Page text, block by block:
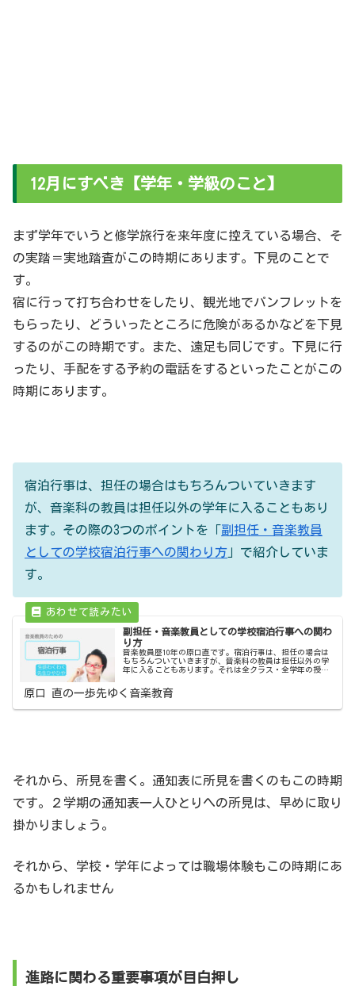
12月にすべき【学年・学級のこと】
まず学年でいうと修学旅行を来年度に控えている場合、そ
の実踏＝実地踏査がこの時期にあります。下見のことで
す。
宿に行って打ち合わせをしたり、観光地でパンフレットを
もらったり、どういったところに危険があるかなどを下見
するのがこの時期です。また、遠足も同じです。下見に行
ったり、手配をする予約の電話をするといったことがこの
時期にあります。
宿泊行事は、担任の場合はもちろんついていきます
が、音楽科の教員は担任以外の学年に入ることもあり
ます。その際の3つのポイントを「副担任・音楽教員
としての学校宿泊行事への関わり方 」で紹介していま
す。
副担任・音楽教員としての学校宿泊行事への関わ
り方
音楽教員歴10年の原口直です。宿泊行事は、担任の場合は
もちろんついていきますが、音楽科の教員は担任以外の学
年に入ることもあります。それは全クラス・全学年の授業
れから、女性であるという理由で...
原口 直の一歩先ゆく音楽教育
それから、所見を書く。通知表に所見を書くのもこの時期
です。２学期の通知表一人ひとりへの所見は、早めに取り
掛かりましょう。
それから、学校・学年によっては職場体験もこの時期にあ
るかもしれません
進路に関わる重要事項が目白押し